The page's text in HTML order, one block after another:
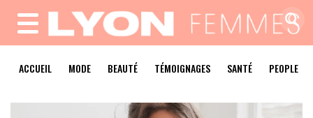
MENU
ACCUEIL MODE BEAUTÉ TÉMOIGNAGES SANTÉ PEOPLE